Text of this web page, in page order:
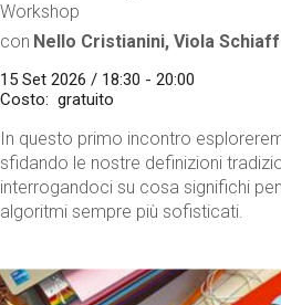
Workshop
con Nello Cristianini, Viola
15 Set 2026 / 18:30 - 20:00
Costo
gratuito
In questo primo incontro
sfidando le nostre definizioni
interrogandoci su cosa significhi
algoritmi sempre più sofisticati.